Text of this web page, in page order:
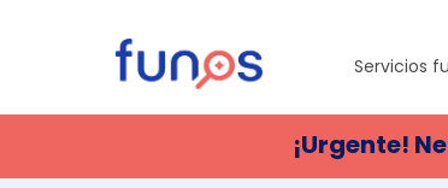
Servicios
¡Urgente!